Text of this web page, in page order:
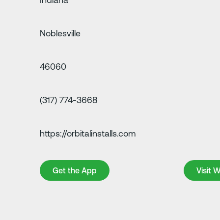
Noblesville
46060
(317) 774-3668
https://orbitalinstalls.com
Get the App
Get the App
Visit
Visit